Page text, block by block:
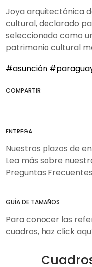
Joya arquitectónica
cultural, declarado
seleccionado como
patrimonio cultural
#asunción
COMPARTIR
ENTREGA
Nuestros plazos de
Lea más sobre
Preguntas Frecuentes
GUÍA DE TAMAÑOS
Para conocer las
cuadros, haz click